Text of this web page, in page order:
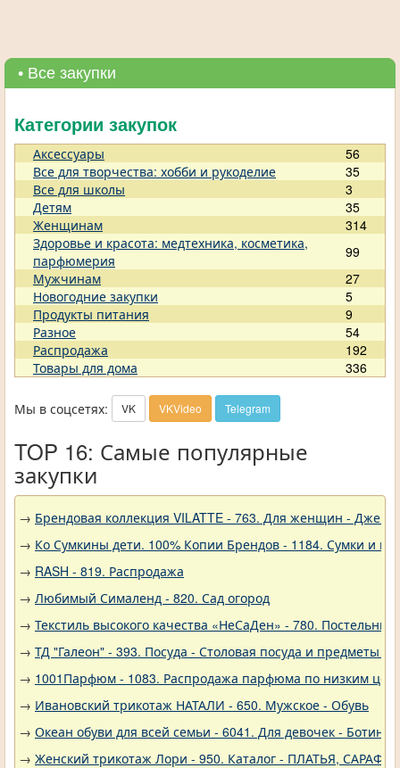
• Все закупки
Категории закупок
Аксессуары
56
Все для творчества: хобби и рукоделие
35
Все для школы
3
Детям
35
Женщинам
314
Здоровье и красота: медтехника, косметика,
парфюмерия
99
Мужчинам
27
Новогодние закупки
5
Продукты питания
9
Разное
54
Распродажа
192
Товары для дома
336
Мы в соцсетях: VK VKVideo Telegram
TOP 16: Самые популярные
закупки
→ Брендовая коллекция VILATTE - 763. Для женщин -
→ Ко Сумкины дети. 100% Копии Брендов - 1184. Сумки и
→ RASH - 819. Распродажа
→ Любимый Сималенд - 820. Сад огород
→ Текстиль высокого качества «НеСаДен» - 780.
→ ТД "Галеон" - 393. Посуда - Столовая посуда и предметы
→ 1001Парфюм - 1083. Распродажа парфюма по низким
→ Ивановский трикотаж НАТАЛИ - 650. Мужское - Обувь
→ Океан обуви для всей семьи - 6041. Для девочек - Ботинки
→ Женский трикотаж Лори - 950. Каталог - ПЛАТЬЯ,